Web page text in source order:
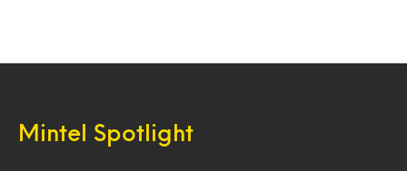
Mintel Spotlight